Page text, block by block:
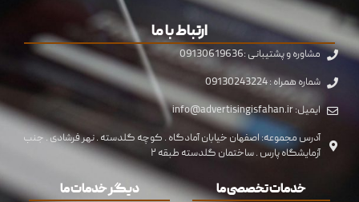
ارتباط با ما
مشاوره و پشتیبانی :09130619636
شماره همراه : 09130243224
ایمیل: info@advertisingisfahan.ir
آدرس مجموعه: اصفهان خیابان آمادگاه . کوچه گلدسته . نهر فرشادی . جنب
آزمایشگاه پارس . ساختمان گلدسته طبقه ۲
خدمات تخصصی ما دیگر خدمات ما